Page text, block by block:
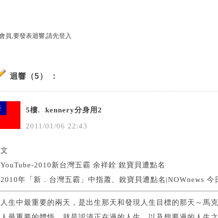
員,要發表迴響,請先登入
迴響（5） ：
5樓. kennery分身用2
2011 /01 /06 22:43
YouTube-2010新台灣五霸 余祥銓 銳寶貝遭點名
2010年「新．台灣五霸」中指蕭、銳寶貝遭點名|NOWnews 今
生中最重要的兩天，是出生那天和發現人生目標的那天～馬